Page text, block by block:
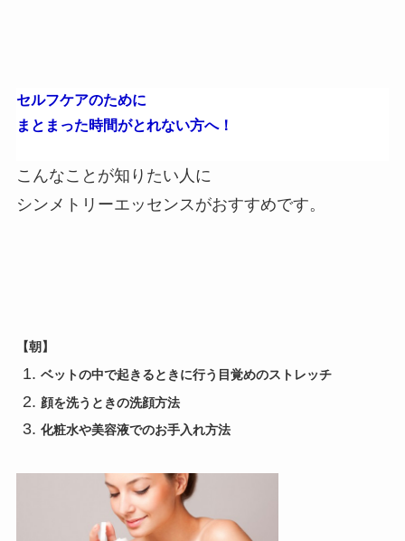
セルフケアのために
まとまった時間がとれない方へ！
こんなことが知りたい人に
シンメトリーエッセンスがおすすめです。
【朝】
ベットの中で起きるときに行う目覚めのストレッチ
顔を洗うときの洗顔方法
化粧水や美容液でのお手入れ方法